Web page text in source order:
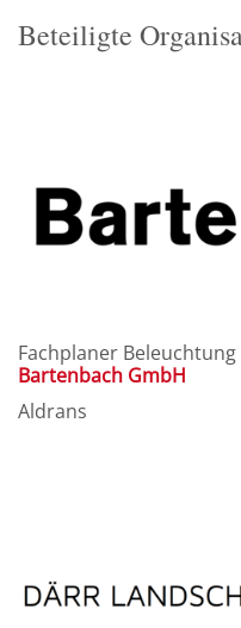
Beteiligte
Fachplaner Beleuchtung
Bartenbach GmbH
Aldrans